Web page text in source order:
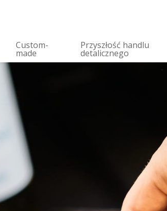
Custom-
made
Przyszłość handlu
detalicznego